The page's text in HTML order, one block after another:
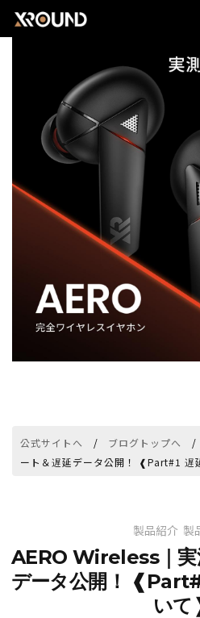
公式サイトへ ブログトップへ
ート＆遅延データ公開！ ❰Part#1 遅
製品紹介 製
AERO Wireless｜実
データ公開！
いて